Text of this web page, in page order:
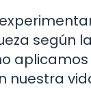
según
nuestra